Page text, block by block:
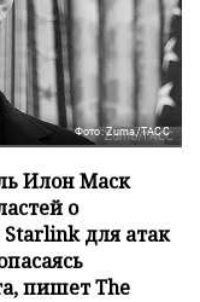
Фото: Zuma/ТАСС
Илон Маск
о
для атак
пишет The